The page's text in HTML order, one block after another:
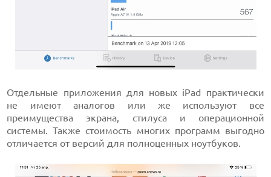
Отдельные приложения для новых iPad практически
не имеют аналогов или же используют все
преимущества экрана, стилуса и операционной
системы. Также стоимость многих программ выгодно
отличается от версий для полноценных ноутбуков.